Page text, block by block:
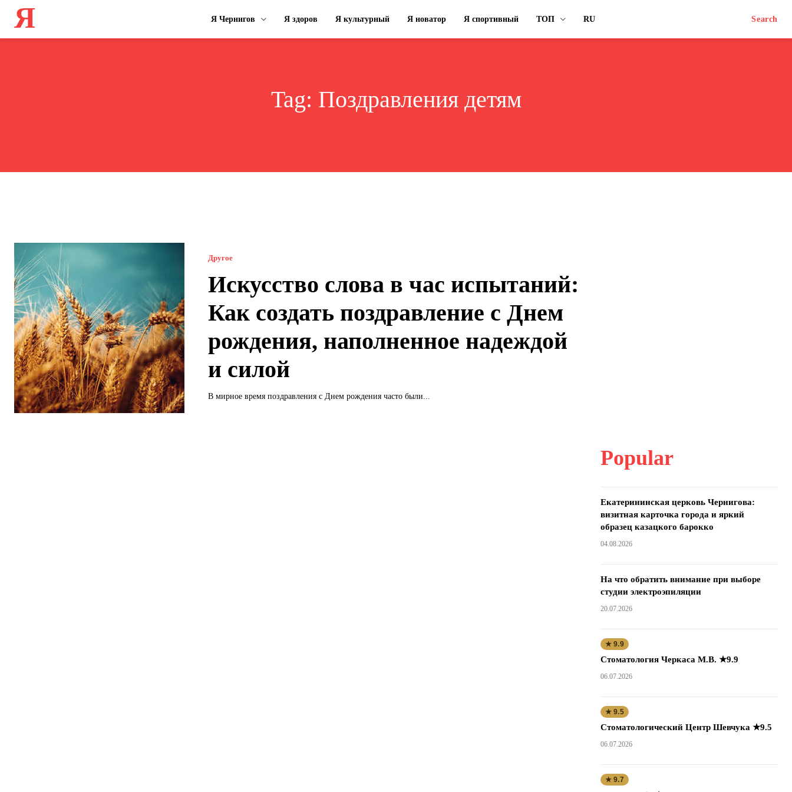
Я Я Чернигов Я здоров Я культурный Я новатор Я спортивный ТОП RU Search
Tag: Поздравления детям
Другое
Искусство слова в час испытаний:
Как создать поздравление с Днем
рождения, наполненное надеждой
и силой
В мирное время поздравления с Днем рождения часто были...
Popular
Екатерининская церковь Чернигова:
визитная карточка города и яркий
образец казацкого барокко
04.08.2026
На что обратить внимание при выборе
студии электроэпиляции
20.07.2026
★ 9.9
Стоматология Черкаса М.В. ★9.9
06.07.2026
★ 9.5
Стоматологический Центр Шевчука ★9.5
06.07.2026
★ 9.7